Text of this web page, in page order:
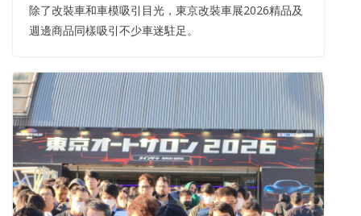
除了改裝車和車模吸引目光，東京改裝車展2026精品及
週邊商品同樣吸引不少車迷駐足。